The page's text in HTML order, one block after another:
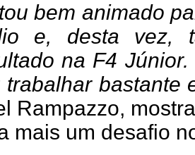
bem animado
e, desta vez,
na F4
trabalhar bastante
Rampazzo,
mais um desafio